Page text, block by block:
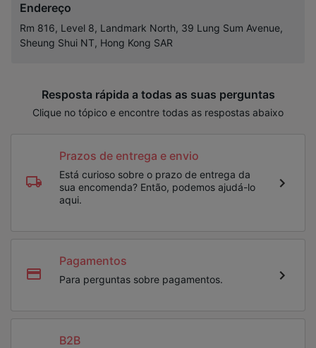
Endereço
Rm 816, Level 8, Landmark North, 39 Lung Sum Avenue,
Sheung Shui NT, Hong Kong SAR
Resposta rápida a todas as suas perguntas
Clique no tópico e encontre todas as respostas abaixo
Prazos de entrega e envio
Está curioso sobre o prazo de entrega da
sua encomenda? Então, podemos ajudá-lo
aqui.
Pagamentos
Para perguntas sobre pagamentos.
B2B